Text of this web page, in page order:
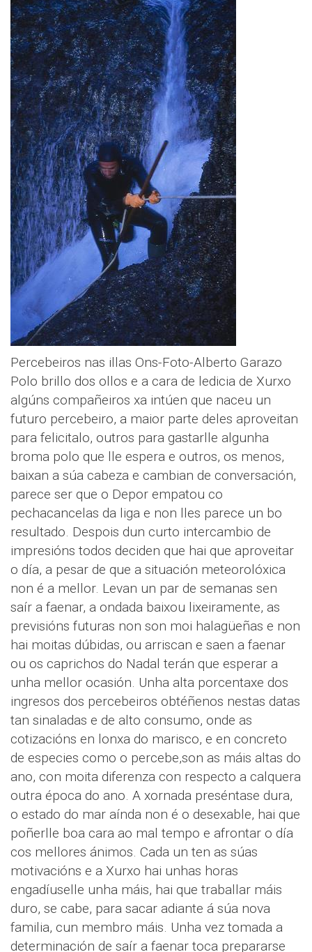
Percebeiros nas illas Ons-Foto-Alberto Garazo
Polo brillo dos ollos e a cara de ledicia de Xurxo
algúns compañeiros xa intúen que naceu un
futuro percebeiro, a maior parte deles aproveitan
para felicitalo, outros para gastarlle algunha
broma polo que lle espera e outros, os menos,
baixan a súa cabeza e cambian de conversación,
parece ser que o Depor empatou co
pechacancelas da liga e non lles parece un bo
resultado. Despois dun curto intercambio de
impresións todos deciden que hai que aproveitar
o día, a pesar de que a situación meteorolóxica
non é a mellor. Levan un par de semanas sen
saír a faenar, a ondada baixou lixeiramente, as
previsións futuras non son moi halagüeñas e non
hai moitas dúbidas, ou arriscan e saen a faenar
ou os caprichos do Nadal terán que esperar a
unha mellor ocasión. Unha alta porcentaxe dos
ingresos dos percebeiros obtéñenos nestas datas
tan sinaladas e de alto consumo, onde as
cotizacións en lonxa do marisco, e en concreto
de especies como o percebe,son as máis altas do
ano, con moita diferenza con respecto a calquera
outra época do ano. A xornada preséntase dura,
o estado do mar aínda non é o desexable, hai que
poñerlle boa cara ao mal tempo e afrontar o día
cos mellores ánimos. Cada un ten as súas
motivacións e a Xurxo hai unhas horas
engadíuselle unha máis, hai que traballar máis
duro, se cabe, para sacar adiante á súa nova
familia, cun membro máis. Unha vez tomada a
determinación de saír a faenar toca prepararse